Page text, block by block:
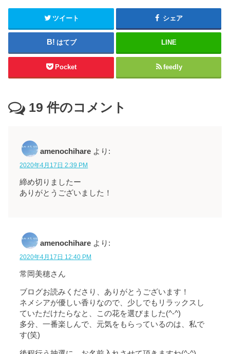
ツイート シェア
はてブ LINE
Pocket feedly
19 件のコメント
amenochihare より:
2020年4月17日 2:39 PM
締め切りましたー
ありがとうございました！
amenochihare より:
2020年4月17日 12:40 PM
常岡美穂さん
ブログお読みくださり、ありがとうございます！
ネメシアが優しい香りなので、少しでもリラックスし
ていただけたらなと、この花を選びました(^-^)
多分、一番楽しんで、元気をもらっているのは、私で
す(笑)